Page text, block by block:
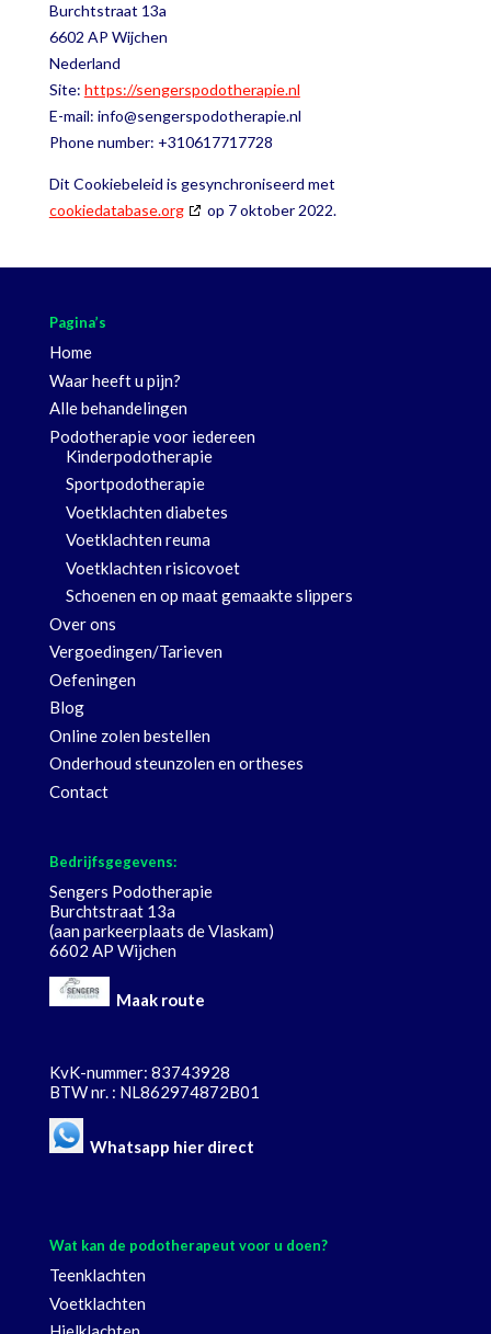
Burchtstraat 13a
6602 AP Wijchen
Nederland
Site: https://sengerspodotherapie.nl
E-mail: info@sengerspodotherapie.nl
Phone number: +310617717728
Dit Cookiebeleid is gesynchroniseerd met
cookiedatabase.org
op 7 oktober 2022.
Pagina’s
Home
Waar heeft u pijn?
Alle behandelingen
Podotherapie voor iedereen
Kinderpodotherapie
Sportpodotherapie
Voetklachten diabetes
Voetklachten reuma
Voetklachten risicovoet
Schoenen en op maat gemaakte slippers
Over ons
Vergoedingen/Tarieven
Oefeningen
Blog
Online zolen bestellen
Onderhoud steunzolen en ortheses
Contact
Bedrijfsgegevens:
Sengers Podotherapie
Burchtstraat 13a
(aan parkeerplaats de Vlaskam)
6602 AP Wijchen
Maak route
KvK-nummer: 83743928
BTW nr. : NL862974872B01
Whatsapp hier direct
Wat kan de podotherapeut voor u doen?
Teenklachten
Voetklachten